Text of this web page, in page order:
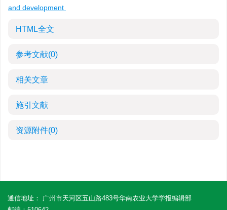
and development
HTML全文
参考文献(0)
相关文章
施引文献
资源附件(0)
通信地址： 广州市天河区五山路483号华南农业大学学报编辑部